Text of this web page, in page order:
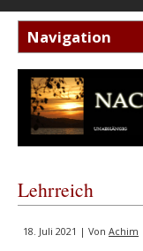
Lehrreich
18. Juli 2021 | Von Achim